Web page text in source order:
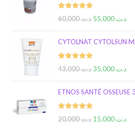
Rated 5.00د.ت60,000 د.ت
CYTOLNAT CYTOLSUN
Rated 5.00د.ت43,000 د.ت
ETNOS SANTÉ
Rated 5.00د.ت20,000 د.ت